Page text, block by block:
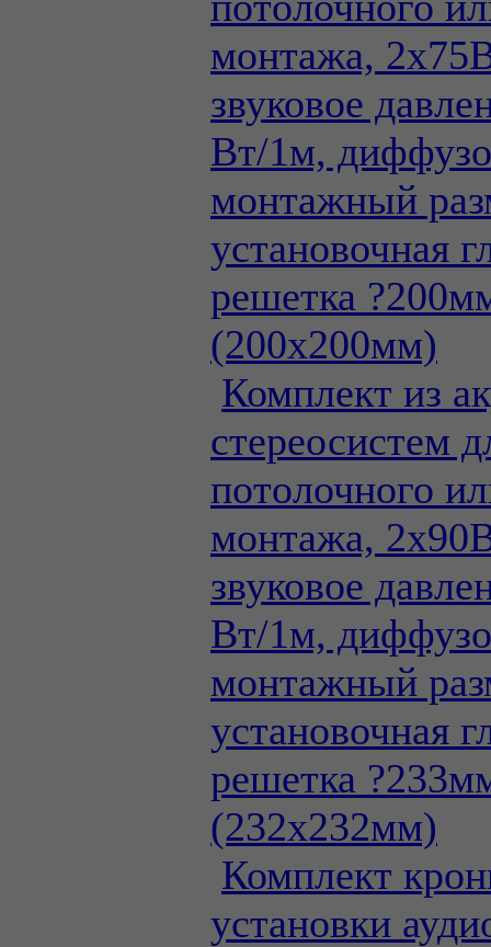
монтажа,
звуковое
Вт/1м,
монтажный
установочная
решетка
(200х200мм)
Комплект из
стереосистем
потолочного
монтажа,
звуковое
Вт/1м,
монтажный
установочная
решетка
(232х232мм)
Комплект
установки